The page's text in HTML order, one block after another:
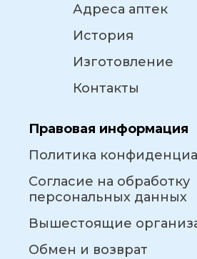
Адреса аптек
История
Изготовление
Контакты
Правовая информация
Политика
Согласие на обработку
персональных данных
Вышестоящие
Обмен и возврат